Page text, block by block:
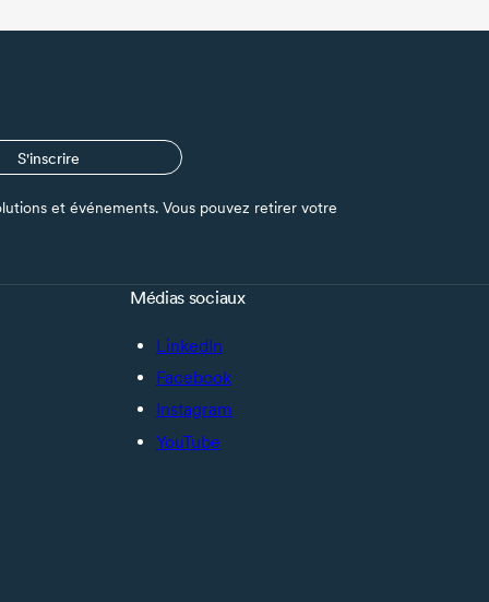
S'inscrire
et événements. Vous pouvez retirer votre
Médias sociaux
LinkedIn
Facebook
Instagram
YouTube